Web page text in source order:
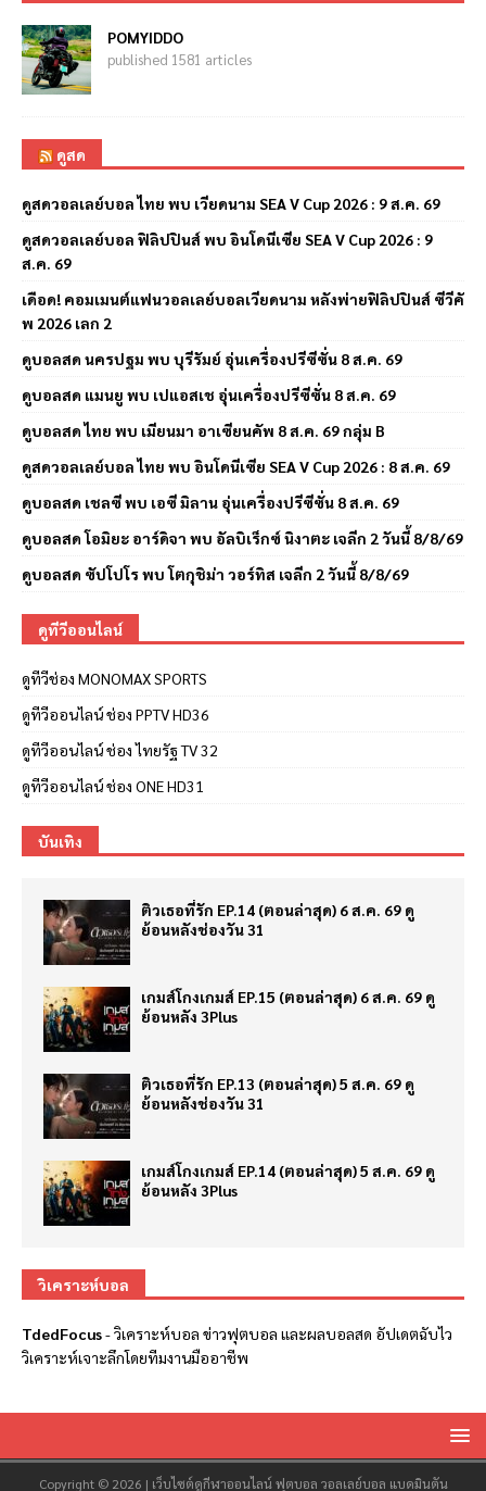
POMYIDDO
published 1581 articles
ดูสด
ดูสดวอลเลย์บอล ไทย พบ เวียดนาม SEA V Cup 2026 : 9 ส.ค. 69
ดูสดวอลเลย์บอล ฟิลิปปินส์ พบ อินโดนีเซีย SEA V Cup 2026 : 9
ส.ค. 69
เดือด! คอมเมนต์แฟนวอลเลย์บอลเวียดนาม หลังพ่ายฟิลิปปินส์ ซีวีคั
พ 2026 เลก 2
ดูบอลสด นครปฐม พบ บุรีรัมย์ อุ่นเครื่องปรีซีซั่น 8 ส.ค. 69
ดูบอลสด แมนยู พบ เปแอสเช อุ่นเครื่องปรีซีซั่น 8 ส.ค. 69
ดูบอลสด ไทย พบ เมียนมา อาเซียนคัพ 8 ส.ค. 69 กลุ่ม B
ดูสดวอลเลย์บอล ไทย พบ อินโดนีเซีย SEA V Cup 2026 : 8 ส.ค. 69
ดูบอลสด เชลซี พบ เอซี มิลาน อุ่นเครื่องปรีซีซั่น 8 ส.ค. 69
ดูบอลสด โอมิยะ อาร์ดิจา พบ อัลบิเร็กซ์ นิงาตะ เจลีก 2 วันนี้ 8/8/69
ดูบอลสด ซัปโปโร พบ โตกุชิม่า วอร์ทิส เจลีก 2 วันนี้ 8/8/69
ดูทีวีออนไลน์
ดูทีวีช่อง MONOMAX SPORTS
ดูทีวีออนไลน์ ช่อง PPTV HD36
ดูทีวีออนไลน์ ช่อง ไทยรัฐ TV 32
ดูทีวีออนไลน์ ช่อง ONE HD31
บันเทิง
ติวเธอที่รัก EP.14 (ตอนล่าสุด) 6 ส.ค. 69 ดู
ย้อนหลังช่องวัน 31
เกมส์โกงเกมส์ EP.15 (ตอนล่าสุด) 6 ส.ค. 69 ดู
ย้อนหลัง 3Plus
ติวเธอที่รัก EP.13 (ตอนล่าสุด) 5 ส.ค. 69 ดู
ย้อนหลังช่องวัน 31
เกมส์โกงเกมส์ EP.14 (ตอนล่าสุด) 5 ส.ค. 69 ดู
ย้อนหลัง 3Plus
วิเคราะห์บอล
TdedFocus-วิเคราะห์บอล ข่าวฟุตบอล และผลบอลสด อัปเดตฉับไว
วิเคราะห์เจาะลึกโดยทีมงานมืออาชีพ
Copyright © 2026 | เว็บไซต์ดูกีฬาออนไลน์ ฟุตบอล วอลเลย์บอล แบดมินตัน